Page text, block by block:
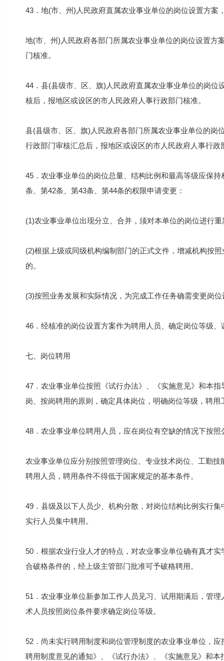
43．地(市、州)人民政府直属农业事业单位的岗位设置方案
地(市、州)人民政府各部门所属农业事业单位的岗位设置
门核准。
44．县(县级市、区、旗)人民政府直属农业事业单位的岗
核后，报地区或设区的市人民政府人事行政部门核准。
县(县级市、区、旗)人民政府各部门所属农业事业单位的
行政部门审核汇总后，报地区或设区的市人民政府人事行政
45．农业事业单位的岗位总量、结构比例和最高等级应保
条、第42条、第43条、第44条的权限申请变更：
(1)农业事业单位出现分立、合并，须对本单位的岗位进行
(2)根据上级或同级机构编制部门的正式文件，增减机构按
的。
(3)按照业务发展和实际情况，为完成工作任务确需变更岗
46．经核准的岗位设置方案作为聘用人员、确定岗位等级
七、岗位聘用
47．农业事业单位按照《试行办法》、《实施意见》和本
岗、按岗聘用的原则，确定具体岗位，明确岗位等级，聘
48．农业事业单位聘用人员，应在岗位有空缺的情况下按
农业事业单位应分别按照管理岗位、专业技术岗位、工勤
聘用人员，聘用条件不得低于国家规定的基本条件。
49．县级及以下人员少、机构分散，对岗位结构比例实行
实行人员集中聘用。
50．根据农业行业人才的特点，对农业事业单位确有真才
合破格条件的，经上级主管部门批准可予破格聘用。
51．农业事业单位新参加工作人员见习、试用期满后，管
术人员按照岗位条件要求确定岗位等级。
52．尚未实行聘用制度和岗位管理制度的农业事业单位，
聘用制度意见的通知》、《试行办法》、《实施意见》和